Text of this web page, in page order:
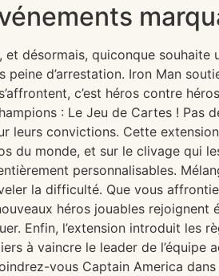
désormais, quiconque
peine d’arrestation. Iron Man
c’est héros contre
: Le Jeu de Cartes ! Pas
leurs convictions. Cette
du monde, et sur le clivage qui
personnalisables.
la difficulté. Que vous
héros jouables
Enfin, l’extension introduit les
à vaincre le leader de l’équipe
vous Captain America